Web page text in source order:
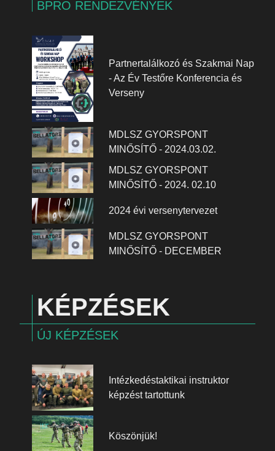
BPRO RENDEZVÉNYEK
Partnertalálkozó és Szakmai Nap
- Az Év Testőre Konferencia és
Verseny
MDLSZ GYORSPONT
MINŐSÍTŐ - 2024.03.02.
MDLSZ GYORSPONT
MINŐSÍTŐ - 2024. 02.10
2024 évi versenytervezet
MDLSZ GYORSPONT
MINŐSÍTŐ - DECEMBER
KÉPZÉSEK
ÚJ KÉPZÉSEK
Intézkedéstaktikai instruktor
képzést tartottunk
Köszönjük!